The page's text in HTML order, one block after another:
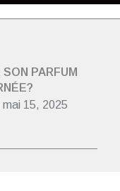
PARFUM
mai 15, 2025